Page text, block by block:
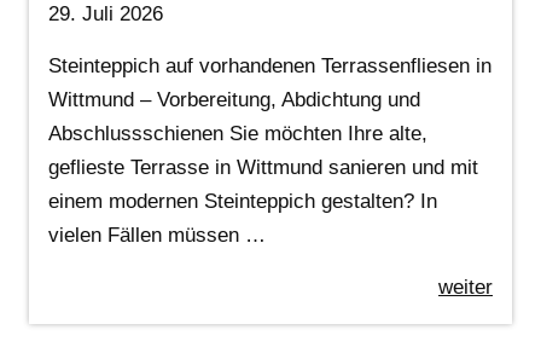
29. Juli 2026
Steinteppich auf vorhandenen Terrassenfliesen in
Wittmund – Vorbereitung, Abdichtung und
Abschlussschienen Sie möchten Ihre alte,
geflieste Terrasse in Wittmund sanieren und mit
einem modernen Steinteppich gestalten? In
vielen Fällen müssen …
weiter